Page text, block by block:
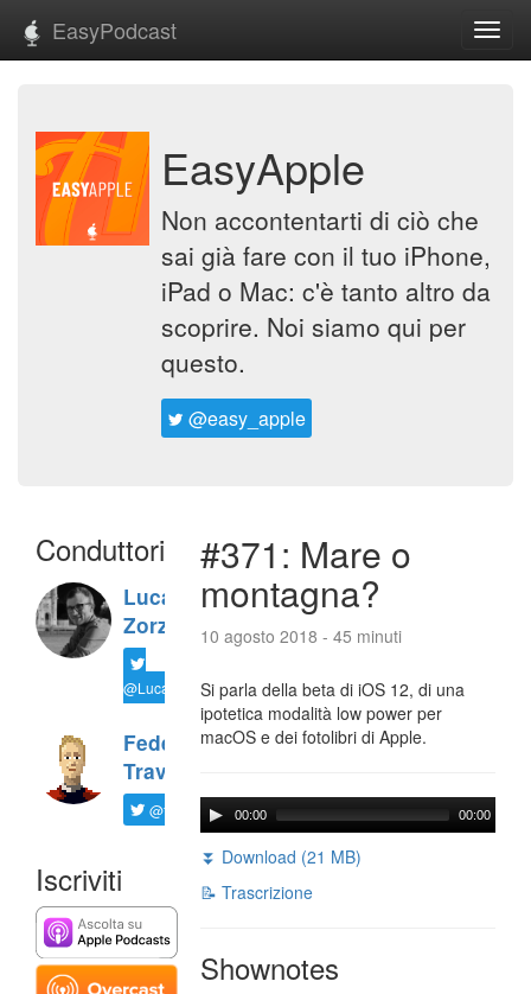
EasyPodcast
EasyApple
Non accontentarti di ciò che
sai già fare con il tuo iPhone,
iPad o Mac: c'è tanto altro da
scoprire. Noi siamo qui per
questo.
@easy_apple
Conduttori
Luca
Zorzi
@LucaTNT
Federico
Travaini
@ftrava
Iscriviti
#371: Mare o
montagna?
10 agosto 2018 - 45 minuti
Si parla della beta di iOS 12, di una
ipotetica modalità low power per
macOS e dei fotolibri di Apple.
00:00 00:00
⏬ Download (21 MB)
📝 Trascrizione
Shownotes